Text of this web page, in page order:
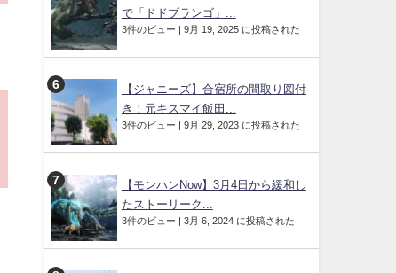
で「ドドブランゴ」...
3件のビュー | 9月 19, 2025 に投稿された
【ジャニーズ】合宿所の間取り図付
き！元キスマイ飯田...
3件のビュー | 9月 29, 2023 に投稿された
【モンハンNow】3月4日から緩和し
たストーリーク...
3件のビュー | 3月 6, 2024 に投稿された